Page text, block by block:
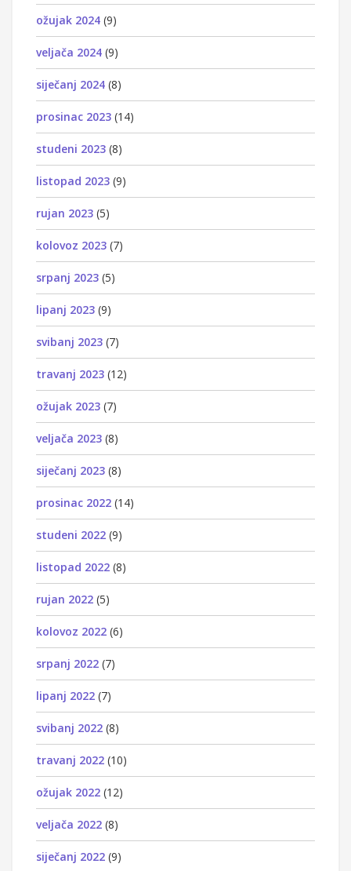
ožujak 2024 (9)
veljača 2024 (9)
siječanj 2024 (8)
prosinac 2023 (14)
studeni 2023 (8)
listopad 2023 (9)
rujan 2023 (5)
kolovoz 2023 (7)
srpanj 2023 (5)
lipanj 2023 (9)
svibanj 2023 (7)
travanj 2023 (12)
ožujak 2023 (7)
veljača 2023 (8)
siječanj 2023 (8)
prosinac 2022 (14)
studeni 2022 (9)
listopad 2022 (8)
rujan 2022 (5)
kolovoz 2022 (6)
srpanj 2022 (7)
lipanj 2022 (7)
svibanj 2022 (8)
travanj 2022 (10)
ožujak 2022 (12)
veljača 2022 (8)
siječanj 2022 (9)